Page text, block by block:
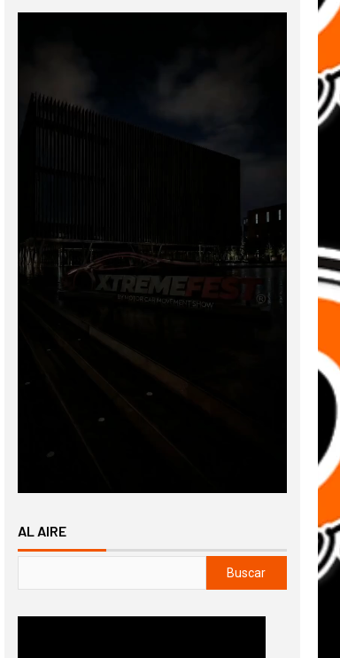
AL AIRE
Buscar